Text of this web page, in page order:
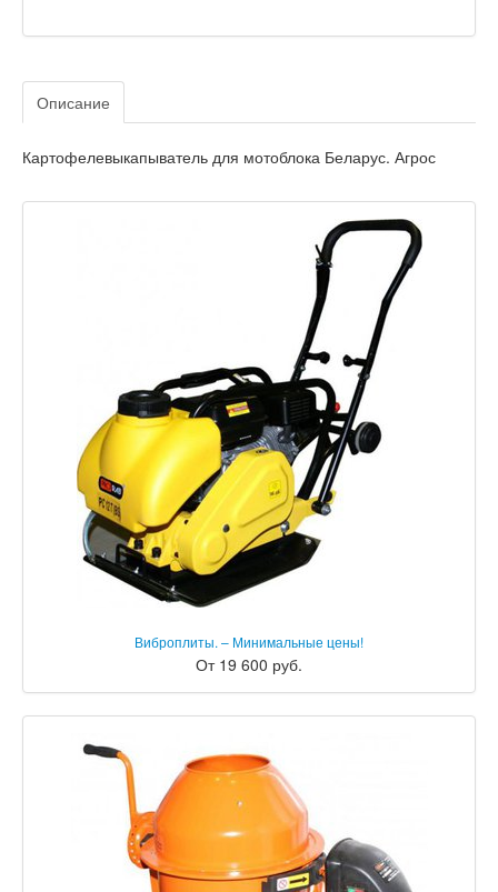
Описание
Картофелевыкапыватель для мотоблока Беларус. Агрос
Виброплиты. – Минимальные цены!
От 19 600 руб.